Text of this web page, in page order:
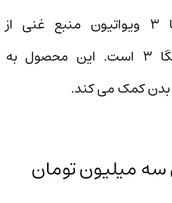
کپسول نرم ژلاتینی امگا ۳ ویواتیون منبع غنی از
اسیدهای چرب حاوی امگا ۳ است. این محصول به
کمک می کند.
سه میلیون تومان